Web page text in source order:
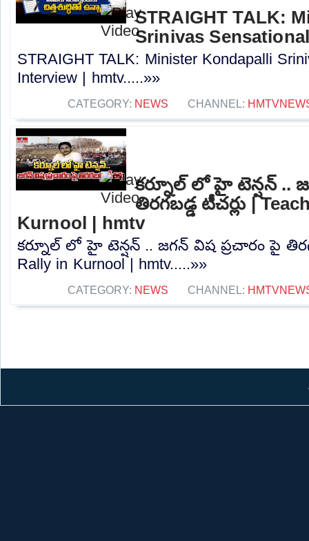
STRAIGHT TALK:
Srinivas
STRAIGHT TALK: Minister Kondapalli
Interview | hmtv.....»»
CATEGORY: NEWS CHANNEL:
కర్నూల్ లో హై టెన్షన్ ..
తిరగబడ్డ టీచర్లు |
Kurnool | hmtv
కర్నూల్ లో హై టెన్షన్ .. జగన్ విష ప్రచారం పై
Rally in Kurnool | hmtv.....»»
CATEGORY: NEWS CHANNEL: